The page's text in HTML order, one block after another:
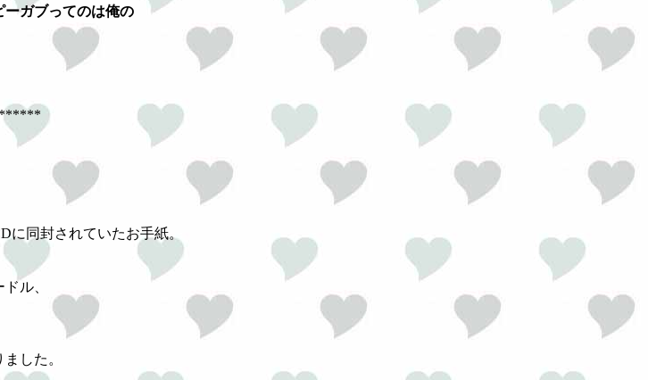
ガブってのは俺の
に同封されていたお手紙。
ル、
した。